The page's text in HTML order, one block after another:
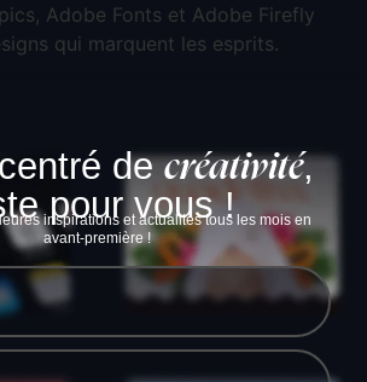
Adobe Fonts et Adobe Firefly
qui marquent les esprits.
decréativité,
pour vous !
inspirations et actualités tous les mois en
avant-première !